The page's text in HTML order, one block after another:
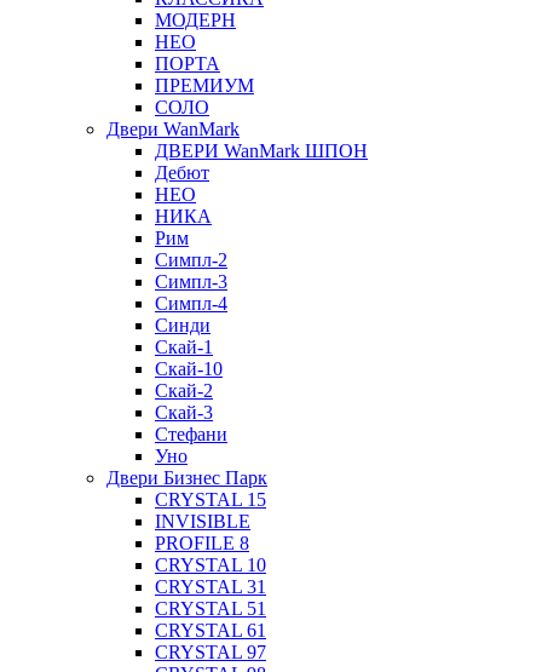
МОДЕРН
НЕО
ПОРТА
ПРЕМИУМ
СОЛО
Двери WanMark
ДВЕРИ WanMark ШПОН
Дебют
НЕО
НИКА
Рим
Симпл-2
Симпл-3
Симпл-4
Синди
Скай-1
Скай-10
Скай-2
Скай-3
Стефани
Уно
Двери Бизнес Парк
CRYSTAL 15
INVISIBLE
PROFILE 8
CRYSTAL 10
CRYSTAL 31
CRYSTAL 51
CRYSTAL 61
CRYSTAL 97